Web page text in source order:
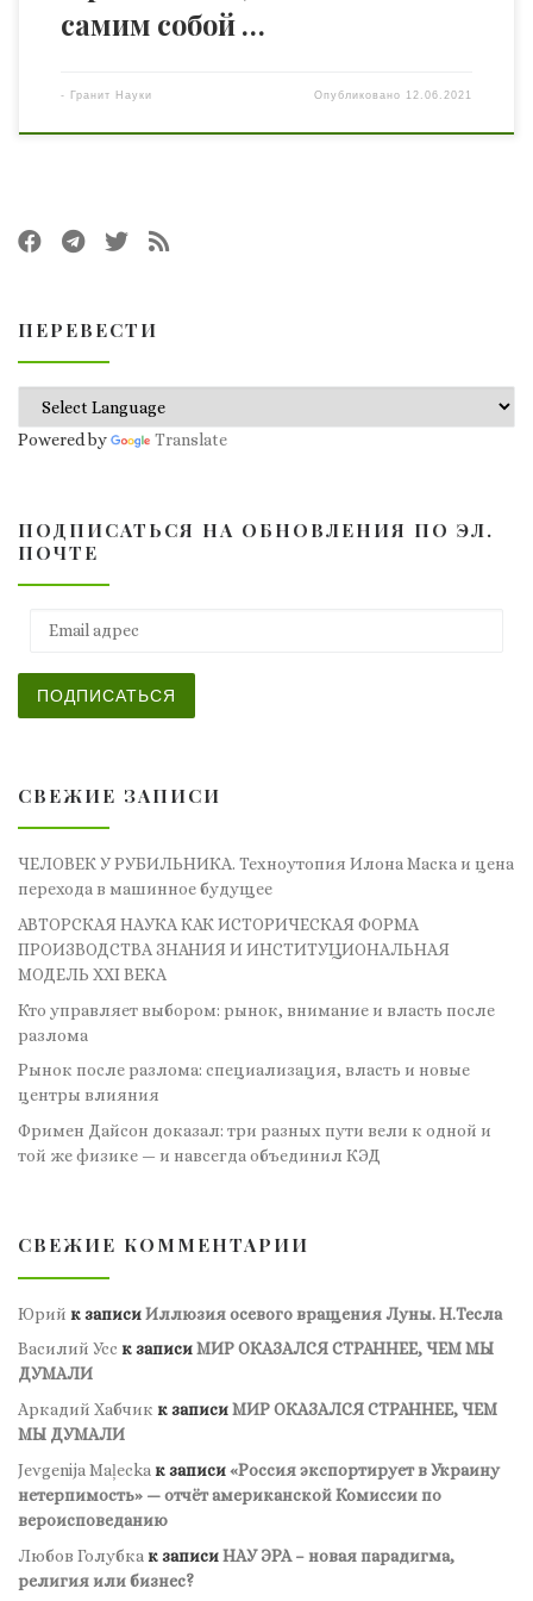
самим собой …
- Гранит Науки Опубликовано 12.06.2021
ПЕРЕВЕСТИ
Powered by Translate
ПОДПИСАТЬСЯ НА ОБНОВЛЕНИЯ ПО ЭЛ.
ПОЧТЕ
ПОДПИСАТЬСЯ
СВЕЖИЕ ЗАПИСИ
ЧЕЛОВЕК У РУБИЛЬНИКА. Техноутопия Илона Маска и цена
перехода в машинное будущее
АВТОРСКАЯ НАУКА КАК ИСТОРИЧЕСКАЯ ФОРМА
ПРОИЗВОДСТВА ЗНАНИЯ И ИНСТИТУЦИОНАЛЬНАЯ
МОДЕЛЬ XXI ВЕКА
Кто управляет выбором: рынок, внимание и власть после
разлома
Рынок после разлома: специализация, власть и новые
центры влияния
Фримен Дайсон доказал: три разных пути вели к одной и
той же физике — и навсегда объединил КЭД
СВЕЖИЕ КОММЕНТАРИИ
Юрий к записиИллюзия осевого вращения Луны. Н.Тесла
Василий Усс к записиМИР ОКАЗАЛСЯ СТРАННЕЕ, ЧЕМ МЫ
ДУМАЛИ
Аркадий Хабчик к записиМИР ОКАЗАЛСЯ СТРАННЕЕ, ЧЕМ
МЫ ДУМАЛИ
Jevgenija Maļecka к записи«Россия экспортирует в Украину
нетерпимость» — отчёт американской Комиссии по
вероисповеданию
Любов Голубка к записиНАУ ЭРА – новая парадигма,
религия или бизнес?